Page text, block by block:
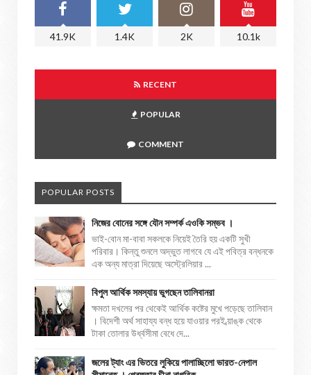
41.9K 1.4K 2K 10.1k
RECENT
POPULAR
COMMENT
POPULAR POSTS
নিজের বোনের সঙ্গে যৌন সম্পর্ক এওকি সম্ভব ।
ভাই-বোন মা-বাবা সকলকে নিয়েই তৈরি হয় একটি সুখী
পরিবার। কিন্তু শুনলে অদ্ভুত লাগবে যে এই পবিত্র বন্ধনকে
এক অন্য মাত্রা দিয়েছে অস্ট্রেলিয়ার ...
বিপুল আর্থিক সমস্যায় ভুগছেন তালিবানরা
ক্ষমতা দখলের পর থেকেই আর্থিক কষ্টের মুখে পড়েছে তালিবান
। বিদেশী অর্থ সাহায্য বন্ধ হয়ে যাওয়ার পরই ব্য়াঙ্ক থেকে
টাকা তোলার উর্ধ্বসীমা বেধে দে...
জলের ট্যাং এর ভিতরে লুকিয়ে পালাচ্ছিলো ভারত-নেপাল